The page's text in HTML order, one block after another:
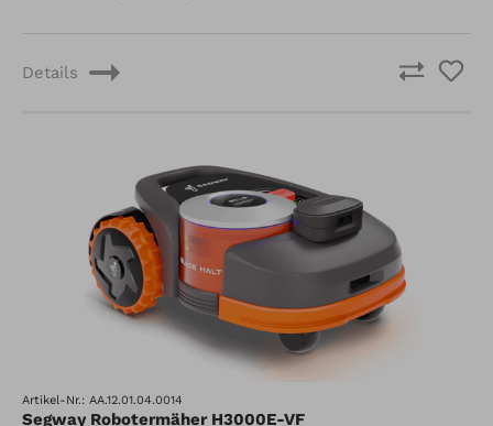
Details
Artikel-Nr.: AA.12.01.04.0014
Segway Robotermäher H3000E-VF